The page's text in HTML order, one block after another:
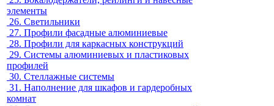
элементы
26. Светильники
27. Профили фасадные алюминиевые
28. Профили для каркасных конструкций
29. Системы алюминиевых и пластиковых
профилей
30. Стеллажные системы
31. Наполнение для шкафов и гардеробных
комнат